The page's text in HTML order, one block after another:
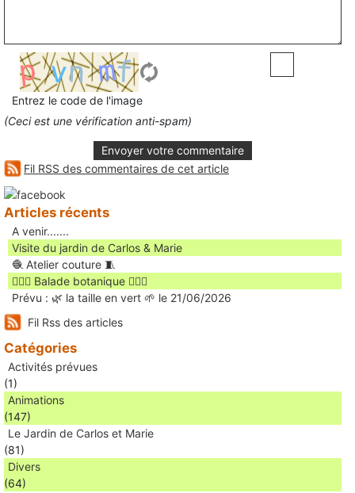
Entrez le code de l'image
(Ceci est une vérification anti-spam)
Envoyer votre commentaire
Fil RSS des commentaires de cet article
Articles récents
A venir.......
Visite du jardin de Carlos & Marie
🧶 Atelier couture 🧵
🚶🏻‍♀️ Balade botanique 🚶🏻‍♂️
Prévu : 🌿 la taille en vert 🌱 le 21/06/2026
Fil Rss des articles
Catégories
Activités prévues
(1)
Animations
(147)
Le Jardin de Carlos et Marie
(81)
Divers
(64)